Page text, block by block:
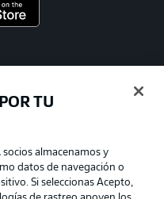
TU
socios almacenamos y
datos de navegación o
Si seleccionas Acepto,